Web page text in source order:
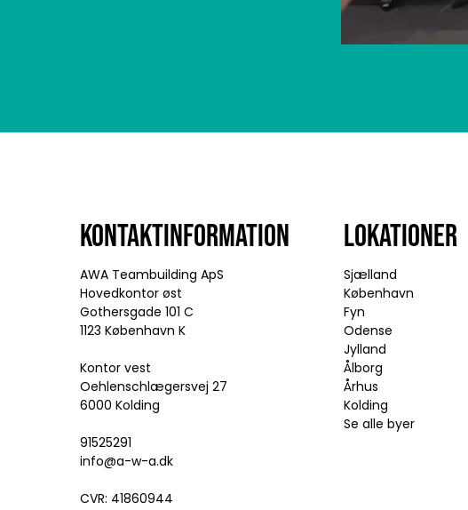
KONTAKTINFORMATION
AWA Teambuilding ApS
Hovedkontor øst
Gothersgade 101 C
1123 København K
Kontor vest
Oehlenschlægersvej 27
6000 Kolding
91525291
info@a-w-a.dk
CVR: 41860944
LOKATIONER
Sjælland
København
Fyn
Odense
Jylland
Ålborg
Århus
Kolding
Se alle byer